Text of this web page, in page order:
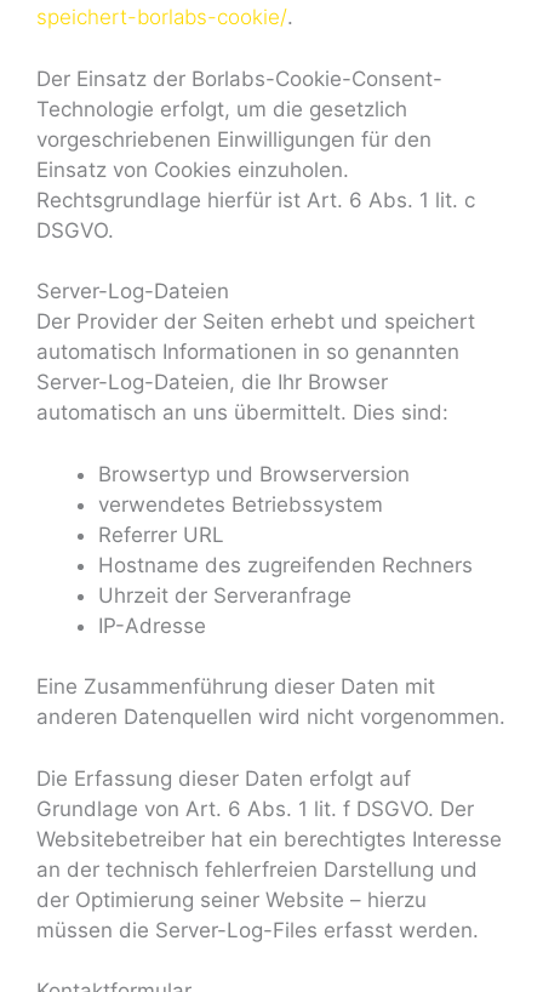
speichert-borlabs-cookie/.
Der Einsatz der Borlabs-Cookie-Consent-
Technologie erfolgt, um die gesetzlich
vorgeschriebenen Einwilligungen für den
Einsatz von Cookies einzuholen.
Rechtsgrundlage hierfür ist Art. 6 Abs. 1 lit. c
DSGVO.
Server-Log-Dateien
Der Provider der Seiten erhebt und speichert
automatisch Informationen in so genannten
Server-Log-Dateien, die Ihr Browser
automatisch an uns übermittelt. Dies sind:
Browsertyp und Browserversion
verwendetes Betriebssystem
Referrer URL
Hostname des zugreifenden Rechners
Uhrzeit der Serveranfrage
IP-Adresse
Eine Zusammenführung dieser Daten mit
anderen Datenquellen wird nicht vorgenommen.
Die Erfassung dieser Daten erfolgt auf
Grundlage von Art. 6 Abs. 1 lit. f DSGVO. Der
Websitebetreiber hat ein berechtigtes Interesse
an der technisch fehlerfreien Darstellung und
der Optimierung seiner Website – hierzu
müssen die Server-Log-Files erfasst werden.